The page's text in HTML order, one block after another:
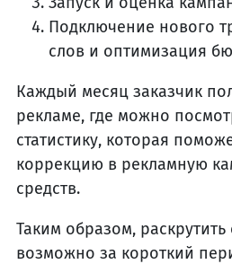
Подключение нового
слов и оптимизация
Каждый месяц заказчик
рекламе, где можно
статистику, которая
коррекцию в рекламную
средств.
Таким образом,
возможно за короткий